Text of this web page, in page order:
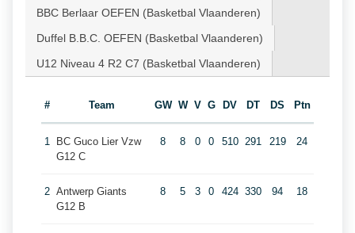
BBC Berlaar OEFEN (Basketbal Vlaanderen)
Duffel B.B.C. OEFEN (Basketbal Vlaanderen)
U12 Niveau 4 R2 C7 (Basketbal Vlaanderen)
# Team GW W V G DV DT DS Ptn
1
BC Guco Lier Vzw
G12 C
8 8 0 0 510 291 219 24
2 Antwerp Giants
G12 B
8 5 3 0 424 330 94 18